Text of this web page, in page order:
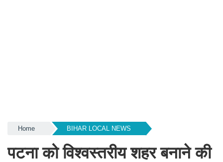
Home BIHAR LOCAL NEWS
पटना को विश्वस्तरीय शहर बनाने की